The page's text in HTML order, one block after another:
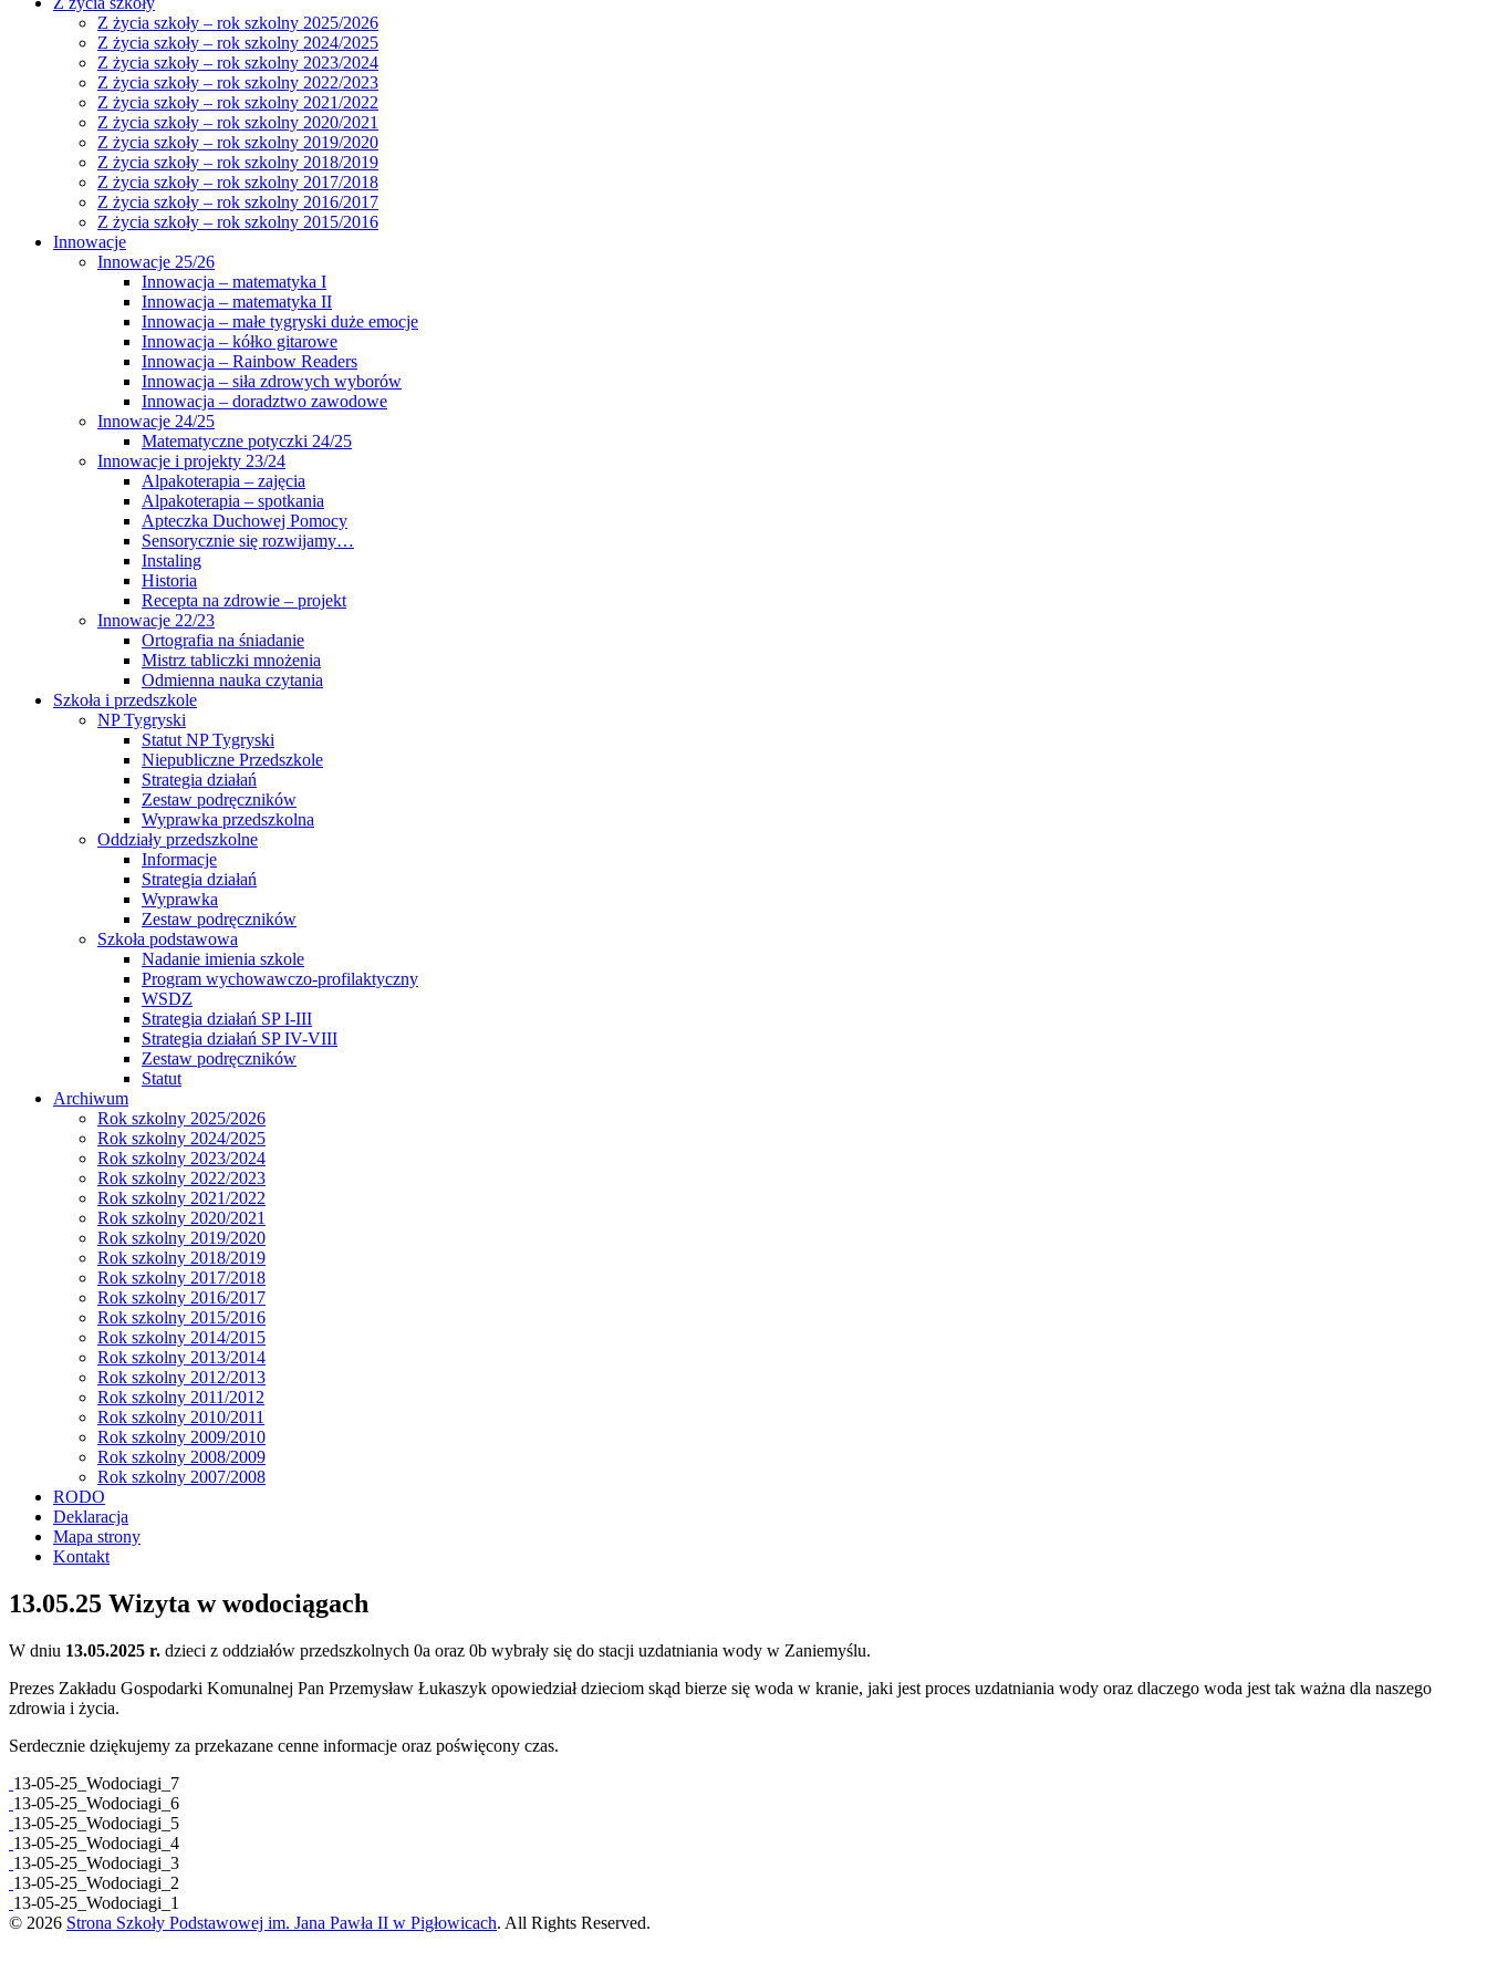
Z życia szkoły – rok szkolny 2025/2026
Z życia szkoły – rok szkolny 2024/2025
Z życia szkoły – rok szkolny 2023/2024
Z życia szkoły – rok szkolny 2022/2023
Z życia szkoły – rok szkolny 2021/2022
Z życia szkoły – rok szkolny 2020/2021
Z życia szkoły – rok szkolny 2019/2020
Z życia szkoły – rok szkolny 2018/2019
Z życia szkoły – rok szkolny 2017/2018
Z życia szkoły – rok szkolny 2016/2017
Z życia szkoły – rok szkolny 2015/2016
Innowacje
Innowacje 25/26
Innowacja – matematyka I
Innowacja – matematyka II
Innowacja – małe tygryski duże emocje
Innowacja – kółko gitarowe
Innowacja – Rainbow Readers
Innowacja – siła zdrowych wyborów
Innowacja – doradztwo zawodowe
Innowacje 24/25
Matematyczne potyczki 24/25
Innowacje i projekty 23/24
Alpakoterapia – zajęcia
Alpakoterapia – spotkania
Apteczka Duchowej Pomocy
Sensorycznie się rozwijamy…
Instaling
Historia
Recepta na zdrowie – projekt
Innowacje 22/23
Ortografia na śniadanie
Mistrz tabliczki mnożenia
Odmienna nauka czytania
Szkoła i przedszkole
NP Tygryski
Statut NP Tygryski
Niepubliczne Przedszkole
Strategia działań
Zestaw podręczników
Wyprawka przedszkolna
Oddziały przedszkolne
Informacje
Strategia działań
Wyprawka
Zestaw podręczników
Szkoła podstawowa
Nadanie imienia szkole
Program wychowawczo-profilaktyczny
WSDZ
Strategia działań SP I-III
Strategia działań SP IV-VIII
Zestaw podręczników
Statut
Archiwum
Rok szkolny 2025/2026
Rok szkolny 2024/2025
Rok szkolny 2023/2024
Rok szkolny 2022/2023
Rok szkolny 2021/2022
Rok szkolny 2020/2021
Rok szkolny 2019/2020
Rok szkolny 2018/2019
Rok szkolny 2017/2018
Rok szkolny 2016/2017
Rok szkolny 2015/2016
Rok szkolny 2014/2015
Rok szkolny 2013/2014
Rok szkolny 2012/2013
Rok szkolny 2011/2012
Rok szkolny 2010/2011
Rok szkolny 2009/2010
Rok szkolny 2008/2009
Rok szkolny 2007/2008
RODO
Deklaracja
Mapa strony
Kontakt
13.05.25 Wizyta w wodociągach
W dniu 13.05.2025 r. dzieci z oddziałów przedszkolnych 0a oraz 0b wybrały się do stacji uzdatniania wody w Zaniemyślu.
Prezes Zakładu Gospodarki Komunalnej Pan Przemysław Łukaszyk opowiedział dzieciom skąd bierze się woda w kranie, jaki jest proces uzdatniania wody oraz dlaczego woda jest tak ważna dla naszego
zdrowia i życia.
Serdecznie dziękujemy za przekazane cenne informacje oraz poświęcony czas.
13-05-25_Wodociagi_7
13-05-25_Wodociagi_6
13-05-25_Wodociagi_5
13-05-25_Wodociagi_4
13-05-25_Wodociagi_3
13-05-25_Wodociagi_2
13-05-25_Wodociagi_1
© 2026 Strona Szkoły Podstawowej im. Jana Pawła II w Pigłowicach. All Rights Reserved.